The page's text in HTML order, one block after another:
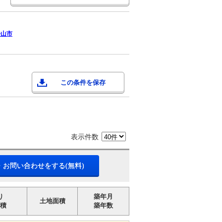
市
この条件を保存
表示件数
お問い合わせをする(無料)
土地面積
築年月
築年数